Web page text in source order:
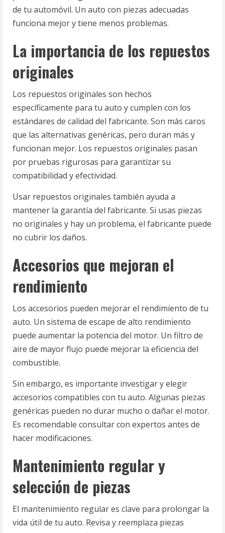
de tu automóvil. Un auto con piezas adecuadas
funciona mejor y tiene menos problemas.
La importancia de los repuestos
originales
Los repuestos originales son hechos
específicamente para tu auto y cumplen con los
estándares de calidad del fabricante. Son más caros
que las alternativas genéricas, pero duran más y
funcionan mejor. Los repuestos originales pasan
por pruebas rigurosas para garantizar su
compatibilidad y efectividad.
Usar repuestos originales también ayuda a
mantener la garantía del fabricante. Si usas piezas
no originales y hay un problema, el fabricante puede
no cubrir los daños.
Accesorios que mejoran el
rendimiento
Los accesorios pueden mejorar el rendimiento de tu
auto. Un sistema de escape de alto rendimiento
puede aumentar la potencia del motor. Un filtro de
aire de mayor flujo puede mejorar la eficiencia del
combustible.
Sin embargo, es importante investigar y elegir
accesorios compatibles con tu auto. Algunas piezas
genéricas pueden no durar mucho o dañar el motor.
Es recomendable consultar con expertos antes de
hacer modificaciones.
Mantenimiento regular y
selección de piezas
El mantenimiento regular es clave para prolongar la
vida útil de tu auto. Revisa y reemplaza piezas